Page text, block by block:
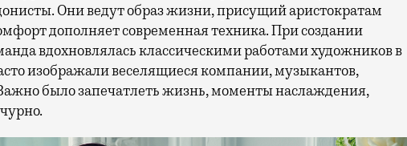
Они ведут образ жизни, присущий аристократам
дополняет современная техника. При создании
вдохновлялась классическими работами художников в
изображали веселящиеся компании, музыкантов,
было запечатлеть жизнь, моменты наслаждения,